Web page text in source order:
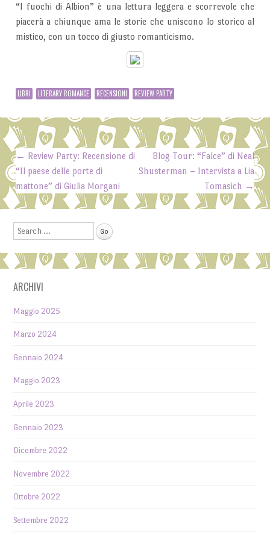
“I fuochi di Albion” è una lettura leggera e scorrevole che
piacerà a chiunque ama le storie che uniscono lo storico al
mistico, con un tocco di giusto romanticismo.
LIBRI LITERARY ROMANCE RECENSIONI REVIEW PARTY
Post navigation
← Review Party: Recensione di
“Il paese delle porte di
mattone” di Giulia Morgani
Blog Tour: “Falce” di Neal
Shusterman – Intervista a Lia
Tomasich →
Search
ARCHIVI
Maggio 2025
Marzo 2024
Gennaio 2024
Maggio 2023
Aprile 2023
Gennaio 2023
Dicembre 2022
Novembre 2022
Ottobre 2022
Settembre 2022